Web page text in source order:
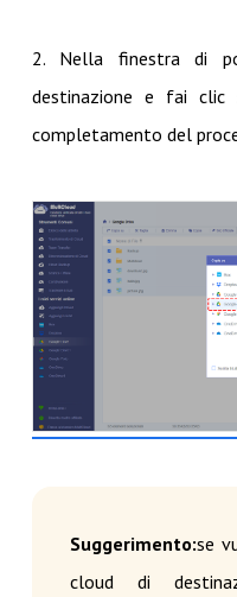
2. Nella finestra di
destinazione e fai
completamento del
Suggerimento:se
cloud di